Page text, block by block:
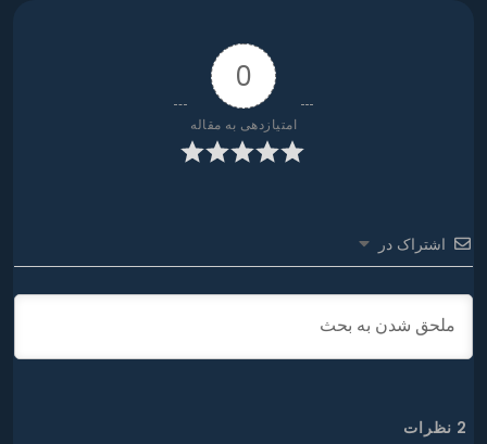
0
امتیازدهی به مقاله
اشتراک در
2 نظرات